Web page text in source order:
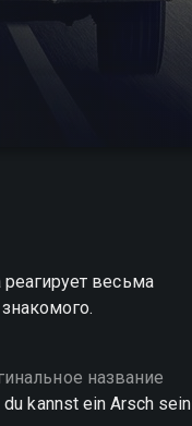
весьма
название
du kannst ein Arsch sein